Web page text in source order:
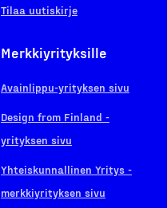
Tilaa uutiskirje
Merkkiyrityksille
Avainlippu-yrityksen sivu
Design from Finland -
yrityksen sivu
Yhteiskunnallinen Yritys -
merkkiyrityksen sivu